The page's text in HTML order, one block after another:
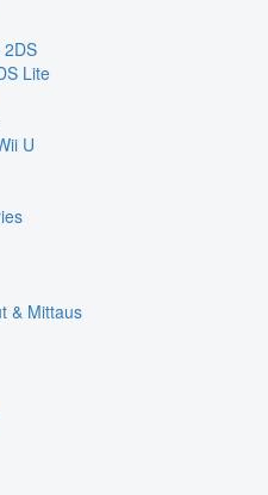
2DS
Lite
U
& Mittaus